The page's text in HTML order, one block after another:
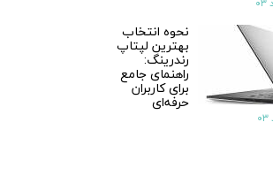
نحوه انتخاب
بهترین لپتاپ
رندرینگ:
راهنمای جامع
برای کاربران
حرفه‌ای